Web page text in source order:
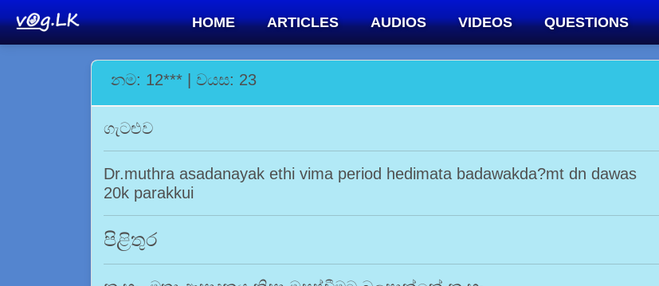
HOME ARTICLES AUDIOS VIDEOS QUESTIONS
නම: 12*** | වයස: 23
ගැටළුව
Dr.muthra asadanayak ethi vima period hedimata badawakda?mt dn dawas
20k parakkui
පිළිතුර